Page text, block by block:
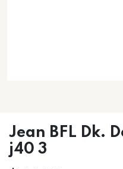
Jean BFL Dk.
j40 3